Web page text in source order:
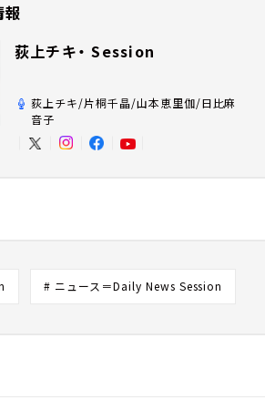
荻上チキ・ Session
荻上チキ/片桐千晶/山本恵里伽/日比麻
音子
# ニュース＝Daily News Session